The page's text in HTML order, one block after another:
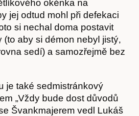
okénka na
jej odtud mohl při defekaci
si nechal doma postavit
(to aby si démon nebyl jistý,
sedí) a samozřejmě bez
je také sedmistránkový
„Vždy bude dost důvodů
Švankmajerem vedl Lukáš